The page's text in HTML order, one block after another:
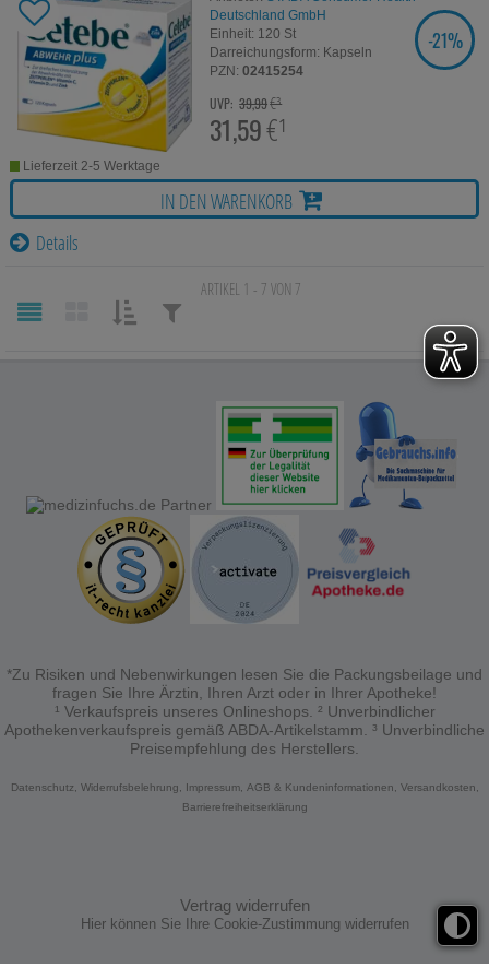
Deutschland GmbH
Einheit: 120 St
Darreichungsform: Kapseln
PZN: 02415254
UVP: 39,99€³
31,59€¹
SIE SPAREN
-21%
Lieferzeit 2-5 Werktage
IN DEN WARENKORB
Details
ARTIKEL 1 - 7 VON 7
*Zu Risiken und Nebenwirkungen lesen Sie die Packungsbeilage und
fragen Sie Ihre Ärztin, Ihren Arzt oder in Ihrer Apotheke!
¹ Verkaufspreis unseres Onlineshops. ² Unverbindlicher
Apothekenverkaufspreis gemäß ABDA-Artikelstamm. ³ Unverbindliche
Preisempfehlung des Herstellers.
Datenschutz, Widerrufsbelehrung, Impressum, AGB & Kundeninformationen,
Versandkosten,
Barrierefreiheitserklärung
Vertrag widerrufen
Hier können Sie Ihre Cookie-Zustimmung widerrufen